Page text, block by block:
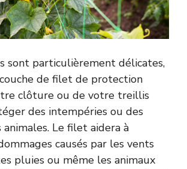
sont particulièrement délicates,
couche de filet de protection
clôture ou de votre treillis
des intempéries ou des
Le filet aidera à
causés par les vents
pluies ou même les animaux